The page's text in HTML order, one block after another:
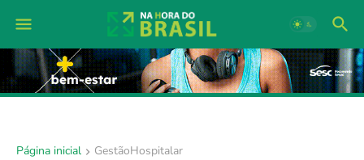
Página inicial GestãoHospitalar